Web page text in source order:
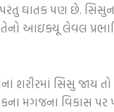
પરંતુ ઘાતક પણ છે.
આઇક્યૂ લેવલ
શરીરમાં સિસુ
મગજના વિકાસ